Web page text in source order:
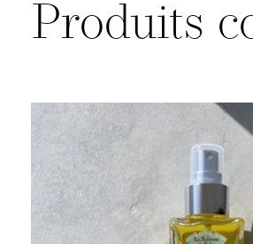
Produits
Carousel items